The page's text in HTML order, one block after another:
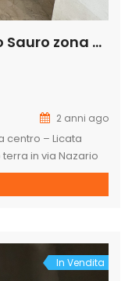
Locale mq 65 in via Nazario Sauro zona centro – Licata
2 anni ago
centro – Licata
in via Nazario
centro storico
ottima visibilità per
In Vendita